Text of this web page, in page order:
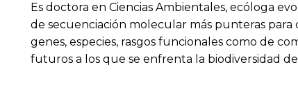
Es doctora en Ciencias Ambientales, ecóloga
de secuenciación molecular más punteras
genes, especies, rasgos funcionales como de
futuros a los que se enfrenta la biodiversidad